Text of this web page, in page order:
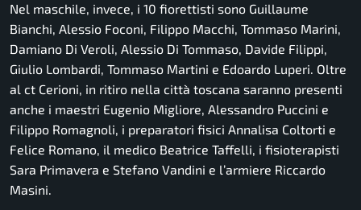
Nel maschile, invece, i 10 fiorettisti sono Guillaume
Bianchi, Alessio Foconi, Filippo Macchi, Tommaso Marini,
Damiano Di Veroli, Alessio Di Tommaso, Davide Filippi,
Giulio Lombardi, Tommaso Martini e Edoardo Luperi. Oltre
al ct Cerioni, in ritiro nella città toscana saranno presenti
anche i maestri Eugenio Migliore, Alessandro Puccini e
Filippo Romagnoli, i preparatori fisici Annalisa Coltorti e
Felice Romano, il medico Beatrice Taffelli, i fisioterapisti
Sara Primavera e Stefano Vandini e l’armiere Riccardo
Masini.